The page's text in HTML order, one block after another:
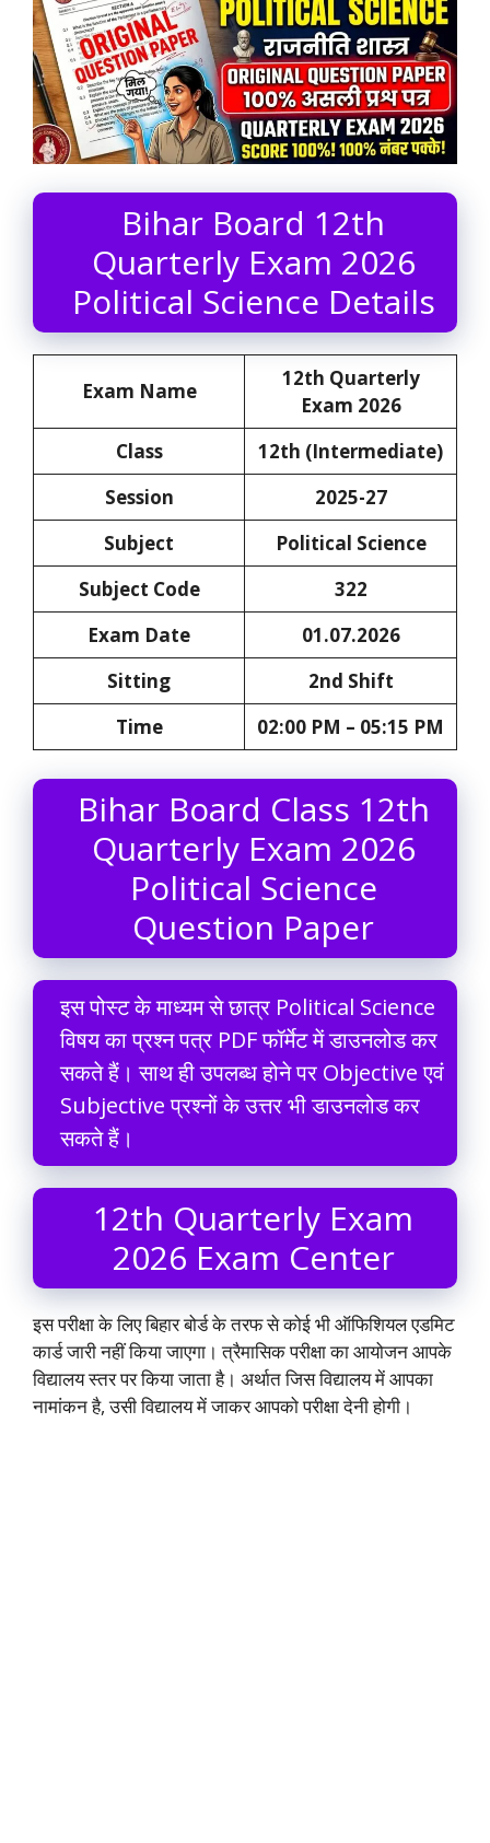
Bihar Board 12th
Quarterly Exam 2026
Political Science Details
Exam Name
12th Quarterly
Exam 2026
Class
12th (Intermediate)
Session
2025-27
Subject
Political Science
Subject Code
322
Exam Date
01.07.2026
Sitting
2nd Shift
Time
02:00 PM – 05:15 PM
Bihar Board Class 12th
Quarterly Exam 2026
Political Science
Question Paper
इस पोस्ट के माध्यम से छात्र Political Science
विषय का प्रश्न पत्र PDF फॉर्मेट में डाउनलोड कर
सकते हैं। साथ ही उपलब्ध होने पर Objective एवं
Subjective प्रश्नों के उत्तर भी डाउनलोड कर
सकते हैं।
12th Quarterly Exam
2026 Exam Center
इस परीक्षा के लिए बिहार बोर्ड के तरफ से कोई भी ऑफिशियल एडमिट
कार्ड जारी नहीं किया जाएगा। त्रैमासिक परीक्षा का आयोजन आपके
विद्यालय स्तर पर किया जाता है। अर्थात जिस विद्यालय में आपका
नामांकन है, उसी विद्यालय में जाकर आपको परीक्षा देनी होगी।